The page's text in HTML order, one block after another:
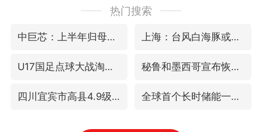
热门搜索
中巨芯：上半年归母净利润1405.77万元 上海：台风白海豚或将带来龙卷风
U17国足点球大战淘汰河床晋级决赛 秘鲁和墨西哥宣布恢复外交关系
四川宜宾市高县4.9级地震致1人死亡 全球首个长时储能一体化产业园量产